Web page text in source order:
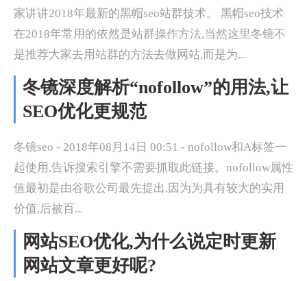
家讲讲2018年最新的黑帽seo站群技术。 黑帽seo技术
在2018年常用的依然是站群操作方法,当然这里冬镜不
是推荐大家去用站群的方法去做网站,而是为...
冬镜深度解析“nofollow”的用法,让
SEO优化更规范
冬镜seo - 2018年08月14日 00:51 - nofollow和A标签一
起使用,告诉搜索引擎不需要抓取此链接。nofollow属性
值最初是由谷歌公司最先提出,因为为具有较大的实用
价值,后被百...
网站SEO优化,为什么说定时更新
网站文章更好呢?